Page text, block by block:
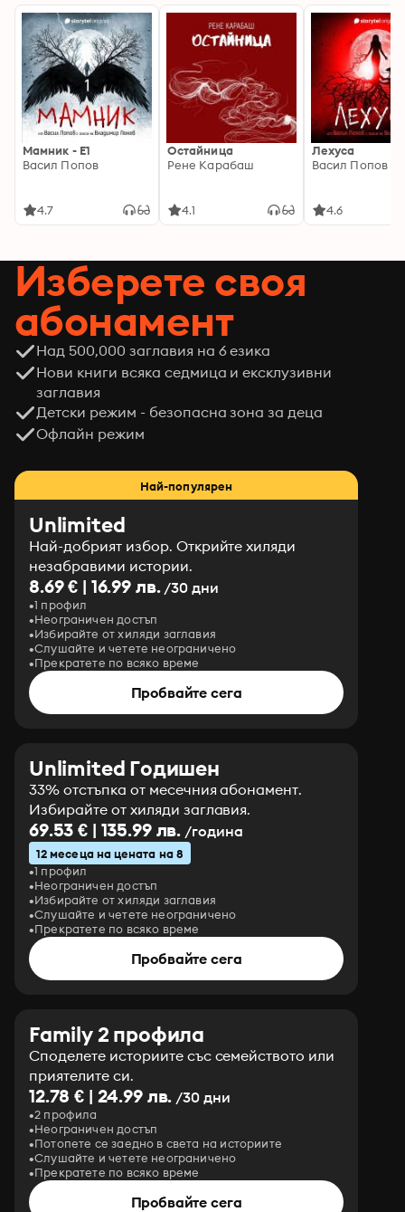
Мамник - E1
Васил Попов
4.7
Остайница
Рене Карабаш
4.1
Лехуса
Васил Попов
4.6
Изберете своя
абонамент
Над 500,000 заглавия на 6 езика
Нови книги всяка седмица и ексклузивни
заглавия
Детски режим - безопасна зона за деца
Офлайн режим
Най-популярен
Unlimited
Най-добрият избор. Открийте хиляди
незабравими истории.
8.69 € | 16.99 лв./30 дни
1 профил
Неограничен достъп
Избирайте от хиляди заглавия
Слушайте и четете неограничено
Прекратете по всяко време
Пробвайте сега
Unlimited Годишен
33% отстъпка от месечния абонамент.
Избирайте от хиляди заглавия.
69.53 € | 135.99 лв. /година
12 месеца на цената на 8
1 профил
Неограничен достъп
Избирайте от хиляди заглавия
Слушайте и четете неограничено
Прекратете по всяко време
Пробвайте сега
Family 2 профила
Споделете историите със семейството или
приятелите си.
12.78 € | 24.99 лв. /30 дни
2 профила
Неограничен достъп
Потопете се заедно в света на историите
Слушайте и четете неограничено
Прекратете по всяко време
Пробвайте сега